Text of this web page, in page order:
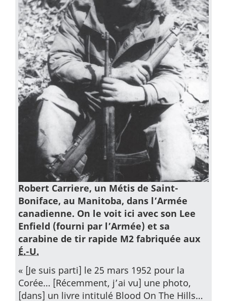
Robert Carriere, un Métis de Saint-
Boniface, au Manitoba, dans l’Armée
canadienne. On le voit ici avec son Lee
Enfield (fourni par l’Armée) et sa
carabine de tir rapide M2 fabriquée aux
É.-U.
« [Je suis parti] le 25 mars 1952 pour la
Corée… [Récemment, j’ai vu] une photo,
[dans] un livre intitulé Blood On The Hills…